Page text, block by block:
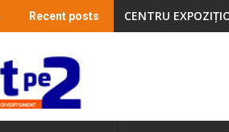
Recent posts CENTRU